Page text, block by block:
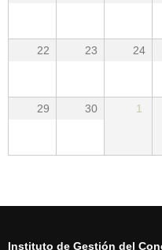
22 23 24
29 30 1
Instituto de Gestión del